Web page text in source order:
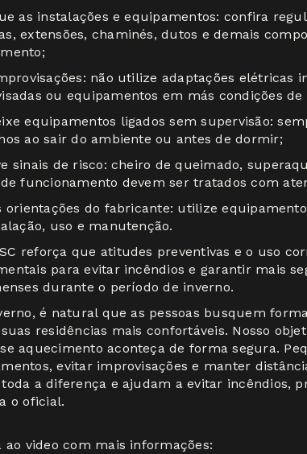
as instalações e equipamentos: confira
extensões, chaminés, dutos e demais
não utilize adaptações elétricas
ou equipamentos em más condições de
equipamentos ligados sem supervisão:
ao sair do ambiente ou antes de dormir;
sinais de risco: cheiro de queimado,
funcionamento devem ser tratados com
orientações do fabricante: utilize
uso e manutenção.
reforça que atitudes preventivas e o uso
para evitar incêndios e garantir mais
durante o período de inverno.
é natural que as pessoas busquem
residências mais confortáveis. Nosso
aquecimento aconteça de forma segura.
evitar improvisações e manter
a diferença e ajudam a evitar incêndios,
o oficial.
ao video com mais informações: